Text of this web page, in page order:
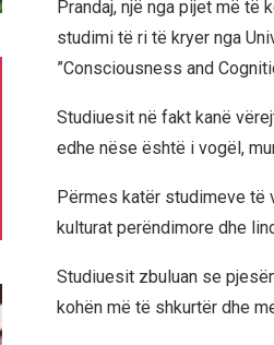
Prandaj, një nga pijet më të
studimi të ri të kryer nga
”Consciousness and
Studiuesit në fakt kanë
edhe nëse është i vogël,
Përmes katër studimeve të
kulturat perëndimore dhe
Studiuesit zbuluan se
kohën më të shkurtër dhe